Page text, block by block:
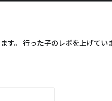
す。 行った子のレポを上げてい